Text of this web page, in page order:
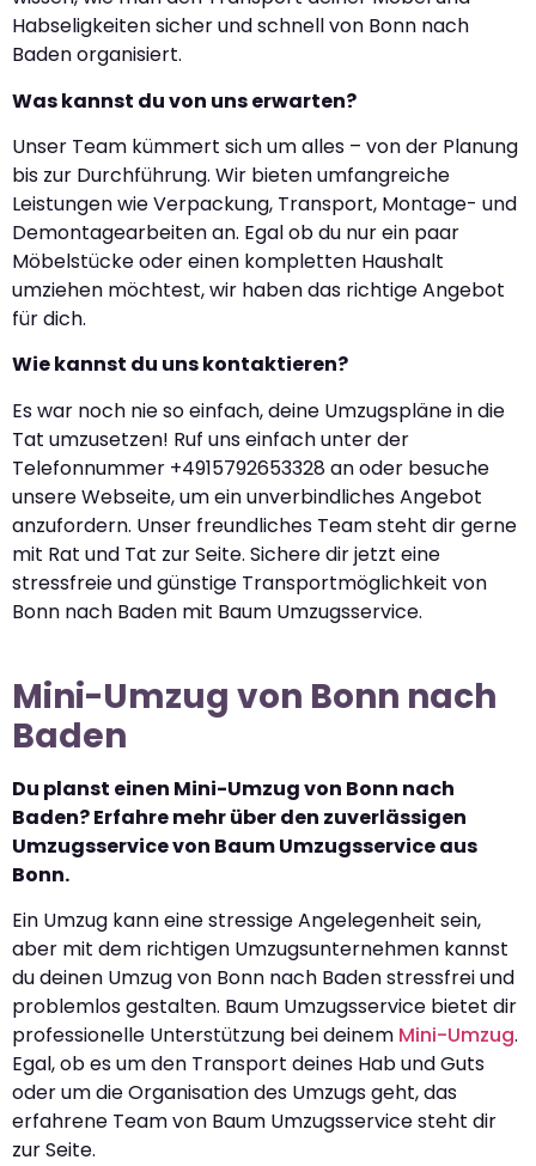
Habseligkeiten sicher und schnell von Bonn nach
Baden organisiert.
Was kannst du von uns erwarten?
Unser Team kümmert sich um alles – von der Planung
bis zur Durchführung. Wir bieten umfangreiche
Leistungen wie Verpackung, Transport, Montage- und
Demontagearbeiten an. Egal ob du nur ein paar
Möbelstücke oder einen kompletten Haushalt
umziehen möchtest, wir haben das richtige Angebot
für dich.
Wie kannst du uns kontaktieren?
Es war noch nie so einfach, deine Umzugspläne in die
Tat umzusetzen! Ruf uns einfach unter der
Telefonnummer +4915792653328 an oder besuche
unsere Webseite, um ein unverbindliches Angebot
anzufordern. Unser freundliches Team steht dir gerne
mit Rat und Tat zur Seite. Sichere dir jetzt eine
stressfreie und günstige Transportmöglichkeit von
Bonn nach Baden mit Baum Umzugsservice.
Mini-Umzug von Bonn nach
Baden
Du planst einen Mini-Umzug von Bonn nach
Baden? Erfahre mehr über den zuverlässigen
Umzugsservice von Baum Umzugsservice aus
Bonn.
Ein Umzug kann eine stressige Angelegenheit sein,
aber mit dem richtigen Umzugsunternehmen kannst
du deinen Umzug von Bonn nach Baden stressfrei und
problemlos gestalten. Baum Umzugsservice bietet dir
professionelle Unterstützung bei deinem Mini-Umzug.
Egal, ob es um den Transport deines Hab und Guts
oder um die Organisation des Umzugs geht, das
erfahrene Team von Baum Umzugsservice steht dir
zur Seite.